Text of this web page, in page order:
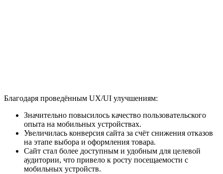
Благодаря проведённым UX/UI улучшениям:
Значительно повысилось качество пользовательского
опыта на мобильных устройствах.
Увеличилась конверсия сайта за счёт снижения отказов
на этапе выбора и оформления товара.
Сайт стал более доступным и удобным для целевой
аудитории, что привело к росту посещаемости с
мобильных устройств.